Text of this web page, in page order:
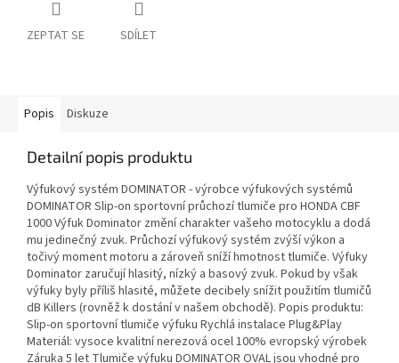
ZEPTAT SE SDÍLET
Popis Diskuze
Detailní popis produktu
Výfukový systém DOMINATOR - výrobce výfukových systémů
DOMINATOR Slip-on sportovní průchozí tlumiče pro HONDA CBF
1000 Výfuk Dominator změní charakter vašeho motocyklu a dodá
mu jedinečný zvuk. Průchozí výfukový systém zvýší výkon a
točivý moment motoru a zároveň sníží hmotnost tlumiče. Výfuky
Dominator zaručují hlasitý, nízký a basový zvuk. Pokud by však
výfuky byly příliš hlasité, můžete decibely snížit použitím tlumičů
dB Killers (rovněž k dostání v našem obchodě). Popis produktu:
Slip-on sportovní tlumiče výfuku Rychlá instalace Plug&Play
Materiál: vysoce kvalitní nerezová ocel 100% evropský výrobek
Záruka 5 let Tlumiče výfuku DOMINATOR OVAL jsou vhodné pro